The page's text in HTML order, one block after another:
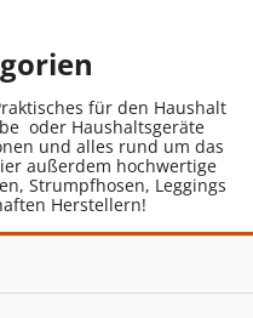
für den Haushalt
oder Haushaltsgeräte
und alles rund um das
außerdem hochwertige
Strumpfhosen, Leggings
Herstellern!